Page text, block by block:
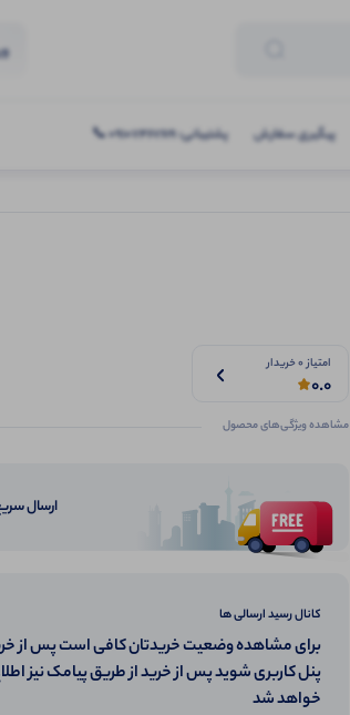
پیگیری سفارش پشتیبانی: 09107467619 📞
امتیاز 0 خریدار
0.0
مشاهده ویژگی‌های محصول
ارسال
کانال رسید ارسالی ها
برای مشاهده وضعیت خریدتان کافی است پس از
پنل کاربری شوید پس از خرید از طریق پیامک نیز
خواهد شد